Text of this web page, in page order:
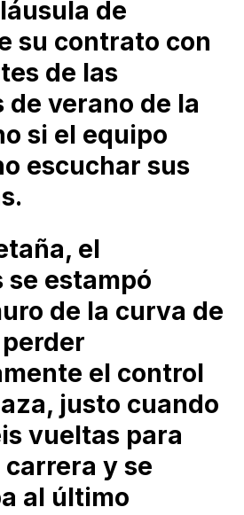
de
su contrato con
de las
de verano de la
si el equipo
escuchar sus
el
se estampó
de la curva de
el control
justo cuando
vueltas para
y se
al último